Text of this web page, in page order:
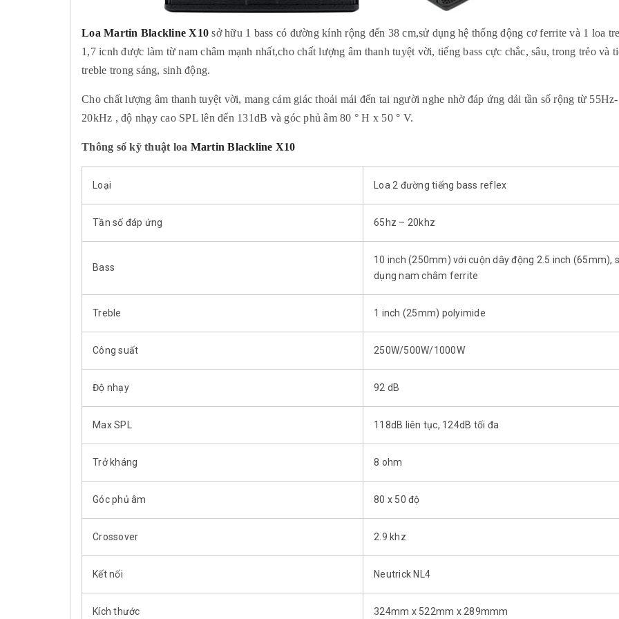
Loa Martin Blackline X10 sở hữu 1 bass có đường kính rộng đến 38 cm,sử dụng hệ thống động cơ ferrite và 1 loa
1,7 icnh được làm từ nam châm mạnh nhất,cho chất lượng âm thanh tuyệt vời, tiếng bass cực chắc, sâu, trong trẻo và
treble trong sáng, sinh động.
Cho chất lượng âm thanh tuyệt vời, mang cảm giác thoải mái đến tai người nghe nhờ đáp ứng dải tần số rộng từ 55Hz-
20kHz , độ nhạy cao SPL lên đến 131dB và góc phủ âm 80 ° H x 50 ° V.
Thông số kỹ thuật loa Martin Blackline X10
Loại Loa 2 đường tiếng bass reflex
Tần số đáp ứng 65hz – 20khz
Bass
10 inch (250mm) với cuộn dây động 2.5 inch (65mm),
dụng nam châm ferrite
Treble 1 inch (25mm) polyimide
Công suất 250W/500W/1000W
Độ nhạy 92 dB
Max SPL 118dB liên tục, 124dB tối đa
Trở kháng 8 ohm
Góc phủ âm 80 x 50 độ
Crossover 2.9 khz
Kết nối Neutrick NL4
Kích thước 324mm x 522mm x 289mmm